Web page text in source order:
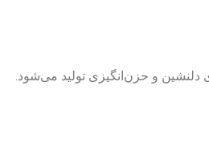
دلنشین و حزن‌انگیزی تولید می‌شود.